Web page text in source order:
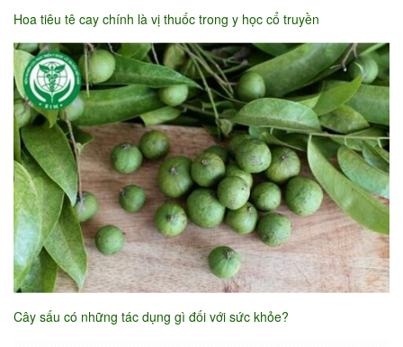
Hoa tiêu tê cay chính là vị thuốc trong y học cổ truyền
Cây sấu có những tác dụng gì đối với sức khỏe?